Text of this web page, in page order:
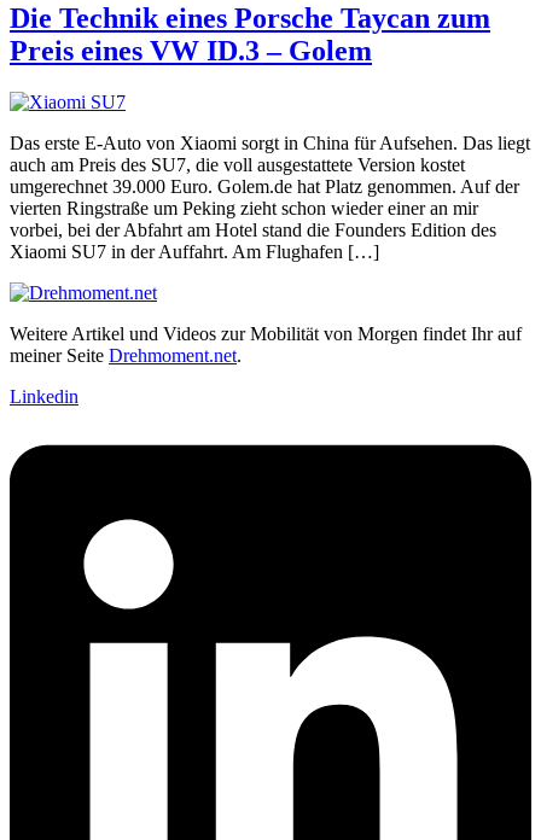
Die Technik eines Porsche Taycan zum
Preis eines VW ID.3 – Golem
Das erste E-Auto von Xiaomi sorgt in China für Aufsehen. Das liegt
auch am Preis des SU7, die voll ausgestattete Version kostet
umgerechnet 39.000 Euro. Golem.de hat Platz genommen. Auf der
vierten Ringstraße um Peking zieht schon wieder einer an mir
vorbei, bei der Abfahrt am Hotel stand die Founders Edition des
Xiaomi SU7 in der Auffahrt. Am Flughafen […]
Weitere Artikel und Videos zur Mobilität von Morgen findet Ihr auf
meiner Seite Drehmoment.net.
Linkedin